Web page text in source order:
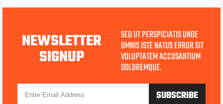
NEWSLETTER
SIGNUP
SED UT PERSPICIATIS UNDE
OMNIS ISTE NATUS ERROR SIT
VOLUPTATEM ACCUSANTIUM
DOLOREMQUE.